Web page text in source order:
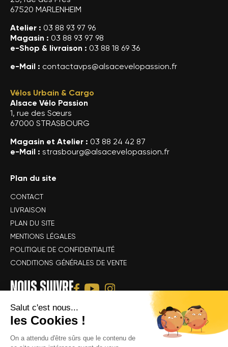
67520 MARLENHEIM
Atelier : 03 88 93 97 96
Magasin : 03 88 93 97 98
e-Shop & livraison : 03 88 18 69 36
e-Mail : contactavps@alsacevelopassion.fr
Vélos Urbain & Cargo
Alsace Vélo Passion
1, rue des Sœurs
67000 STRASBOURG
Magasin et Atelier : 03 88 24 42 87
e-Mail : strasbourg@alsacevelopassion.fr
Plan du site
CONTACT
LIVRAISON
PLAN DU SITE
MENTIONS LÉGALES
POLITIQUE DE CONFIDENTIALITÉ
CONDITIONS GÉNÉRALES DE VENTE
NOUS SUIVRE
Salut c'est nous...
les Cookies !
On a attendu d'être sûrs que le contenu de